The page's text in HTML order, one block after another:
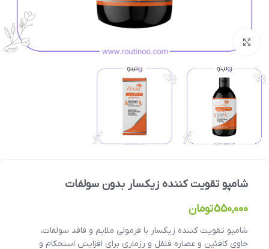
شامپو تقویت کننده زیکسار بدون سولفات
550,000تومان
شامپو تقویت کننده زیکسار با فرمولی ملایم و فاقد سولفات،
حاوی کافئین و عصاره فلفل و رزماری برای افزایش استحکام و